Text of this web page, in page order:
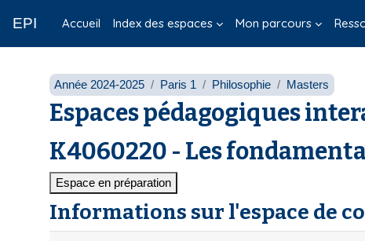
EPI Accueil Index des espaces Mon parcours
Année 2024-2025 Paris 1 Philosophie Masters
Espaces pédagogiques
K4060220 - Les
Espace en préparation
Informations sur l'espace de